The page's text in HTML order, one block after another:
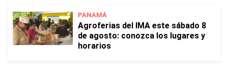
PANAMÁ
Agroferias del IMA este sábado 8
de agosto: conozca los lugares y
horarios